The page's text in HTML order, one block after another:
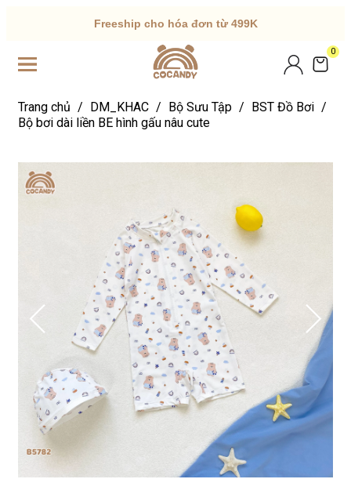
Freeship cho hóa đơn từ 499K
0
Trang chủ / DM_KHAC / Bộ Sưu Tập / BST Đồ Bơi /
Bộ bơi dài liền BE hình gấu nâu cute